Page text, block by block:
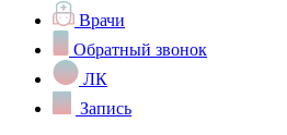
Врачи
Обратный звонок
ЛК
Запись